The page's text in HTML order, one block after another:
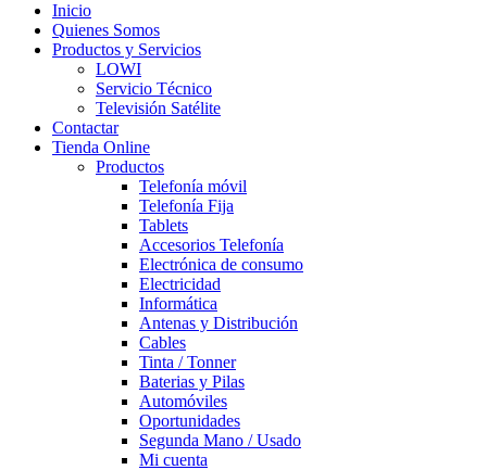
Inicio
Quienes Somos
Productos y Servicios
LOWI
Servicio Técnico
Televisión Satélite
Contactar
Tienda Online
Productos
Telefonía móvil
Telefonía Fija
Tablets
Accesorios Telefonía
Electrónica de consumo
Electricidad
Informática
Antenas y Distribución
Cables
Tinta / Tonner
Baterias y Pilas
Automóviles
Oportunidades
Segunda Mano / Usado
Mi cuenta